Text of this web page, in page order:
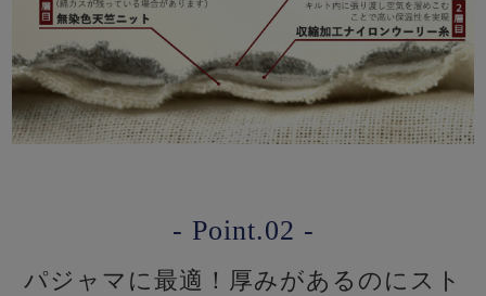
- Point.02 -
パジャマに最適！厚みがあるのにスト